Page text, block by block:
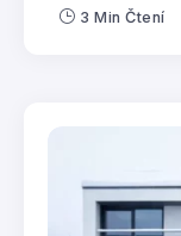
3 Min Čtení